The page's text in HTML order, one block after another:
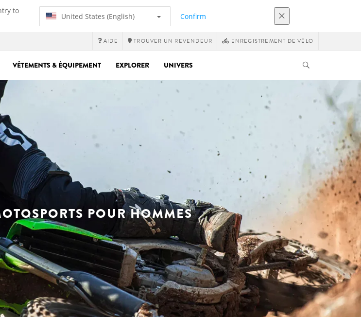
to
United States (English) Confirm
AIDE TROUVER UN REVENDEUR ENREGISTREMENT DE VÉLO
VÊTEMENTS & ÉQUIPEMENT EXPLORER UNIVERS
POUR HOMMES